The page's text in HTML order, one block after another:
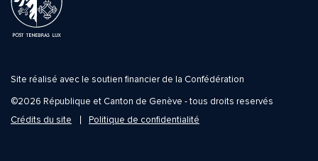
Site réalisé avec le soutien financier de la Confédération
©2026 République et Canton de Genève - tous droits reservés
Crédits du site
Politique de confidentialité